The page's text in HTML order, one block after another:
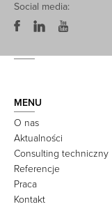
Social media:
MENU
O nas
Aktualności
Consulting techniczny
Referencje
Praca
Kontakt